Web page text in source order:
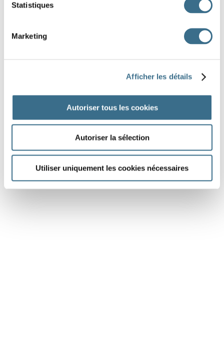
Statistiques
Marketing
Afficher les détails
Autoriser tous les cookies
Autoriser la sélection
Utiliser uniquement les cookies nécessaires
Mes amis
donne donne